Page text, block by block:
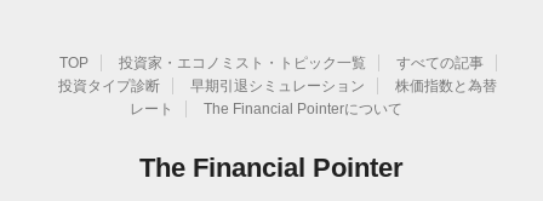
TOP 投資家・エコノミスト・トピック一覧
すべての記事
投資タイプ診断
早期引退シミュレーション
株価指数と為替
レート
The Financial Pointerについて
The Financial Pointer